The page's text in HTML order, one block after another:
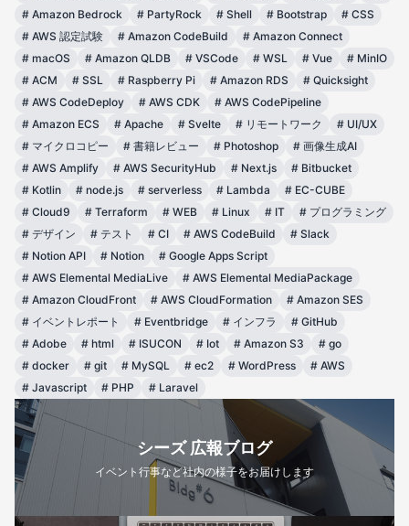
# Amazon Bedrock # PartyRock # Shell # Bootstrap # CSS
# AWS 認定試験 # Amazon CodeBuild # Amazon Connect
# macOS # Amazon QLDB # VSCode # WSL # Vue # MinIO
# ACM # SSL # Raspberry Pi # Amazon RDS # Quicksight
# AWS CodeDeploy # AWS CDK # AWS CodePipeline
# Amazon ECS # Apache # Svelte # リモートワーク # UI/UX
# マイクロコピー # 書籍レビュー # Photoshop # 画像生成AI
# AWS Amplify # AWS SecurityHub # Next.js # Bitbucket
# Kotlin # node.js # serverless # Lambda # EC-CUBE
# Cloud9 # Terraform # WEB # Linux # IT # プログラミング
# デザイン # テスト # CI # AWS CodeBuild # Slack
# Notion API # Notion # Google Apps Script
# AWS Elemental MediaLive # AWS Elemental MediaPackage
# Amazon CloudFront # AWS CloudFormation # Amazon SES
# イベントレポート # Eventbridge # インフラ # GitHub
# Adobe # html # ISUCON # Iot # Amazon S3 # go
# docker # git # MySQL # ec2 # WordPress # AWS
# Javascript # PHP # Laravel
シーズ 広報ブログ
イベント行事など社内の様子をお届けします